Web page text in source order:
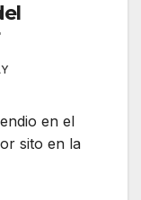
en el
sito en la